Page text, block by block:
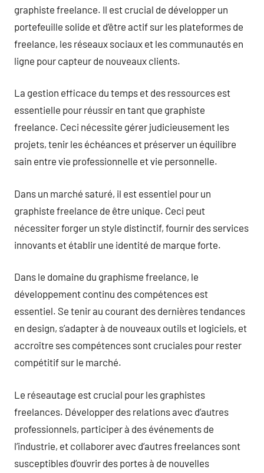
graphiste freelance. Il est crucial de développer un
portefeuille solide et d’être actif sur les plateformes de
freelance, les réseaux sociaux et les communautés en
ligne pour capteur de nouveaux clients.
La gestion efficace du temps et des ressources est
essentielle pour réussir en tant que graphiste
freelance. Ceci nécessite gérer judicieusement les
projets, tenir les échéances et préserver un équilibre
sain entre vie professionnelle et vie personnelle.
Dans un marché saturé, il est essentiel pour un
graphiste freelance de être unique. Ceci peut
nécessiter forger un style distinctif, fournir des services
innovants et établir une identité de marque forte.
Dans le domaine du graphisme freelance, le
développement continu des compétences est
essentiel. Se tenir au courant des dernières tendances
en design, s’adapter à de nouveaux outils et logiciels, et
accroître ses compétences sont cruciales pour rester
compétitif sur le marché.
Le réseautage est crucial pour les graphistes
freelances. Développer des relations avec d’autres
professionnels, participer à des événements de
l’industrie, et collaborer avec d’autres freelances sont
susceptibles d’ouvrir des portes à de nouvelles